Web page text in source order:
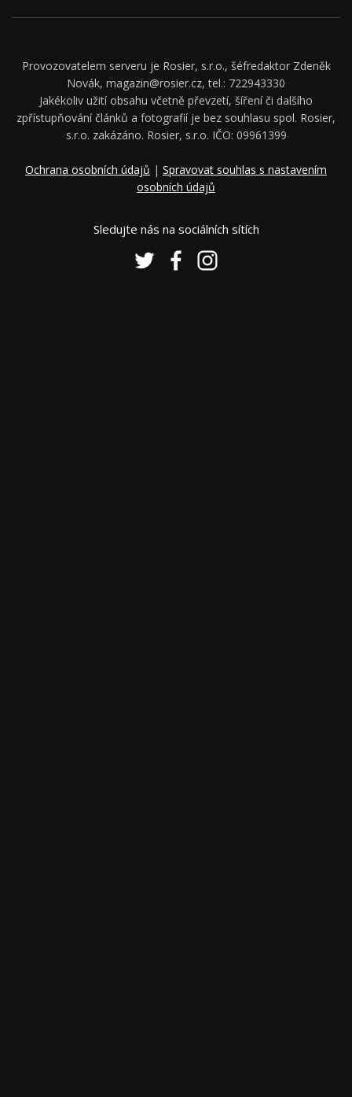
Provozovatelem serveru je Rosier, s.r.o., šéfredaktor Zdeněk
Novák, magazin@rosier.cz, tel.: 722943330
Jakékoliv užití obsahu včetně převzetí, šíření či dalšího
zpřístupňování článků a fotografií je bez souhlasu spol. Rosier,
s.r.o. zakázáno. Rosier, s.r.o. IČO: 09961399
Ochrana osobních údajů | Spravovat souhlas s nastavením
osobních údajů
Sledujte nás na sociálních sítích